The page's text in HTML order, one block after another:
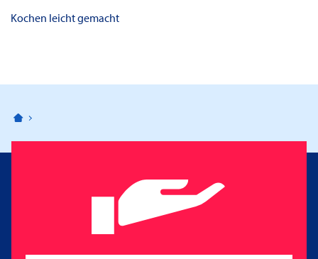
Kochen leicht gemacht
Bahnhofspassagen Potsdam